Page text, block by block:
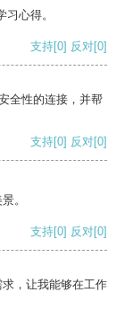
心得。
支持[0] 反对[0]
全性的连接，并帮
支持[0] 反对[0]
。
支持[0] 反对[0]
，让我能够在工作